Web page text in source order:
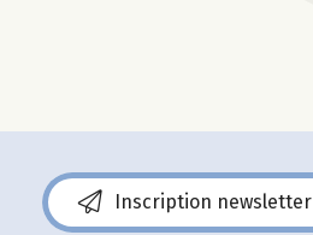
Inscription newsletter